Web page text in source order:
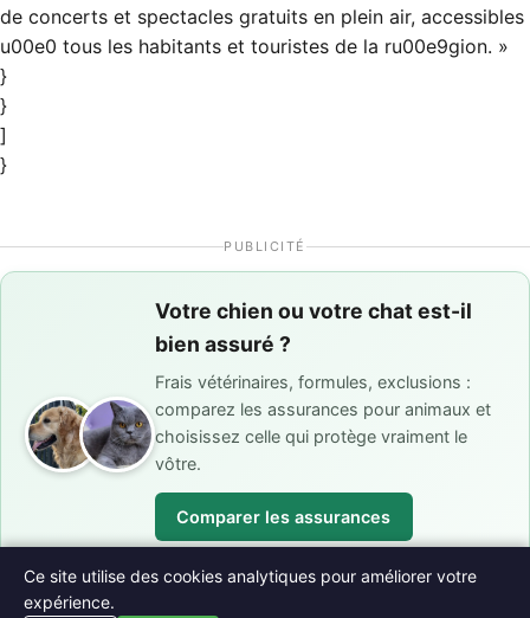
de concerts et spectacles gratuits en plein air, accessibles
u00e0 tous les habitants et touristes de la ru00e9gion. »
}
}
]
}
PUBLICITÉ
Votre chien ou votre chat est-il
bien assuré ?
Frais vétérinaires, formules, exclusions :
comparez les assurances pour animaux et
choisissez celle qui protège vraiment le
vôtre.
Comparer les assurances
Ce site utilise des cookies analytiques pour améliorer votre
expérience.